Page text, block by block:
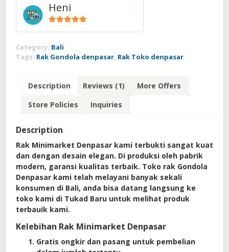
Heni
Category: Bali
Tags: Rak Gondola denpasar, Rak Toko denpasar
Description Reviews (1)
More Offers
Store Policies
Inquiries
Description
Rak Minimarket Denpasar kami terbukti sangat kuat
dan dengan desain elegan. Di produksi oleh pabrik
modern, garansi kualitas terbaik. Toko rak Gondola
Denpasar kami telah melayani banyak sekali
konsumen di Bali, anda bisa datang langsung ke
toko kami di Tukad Baru untuk melihat produk
terbauik kami.
Kelebihan Rak Minimarket Denpasar
Gratis ongkir dan pasang untuk pembelian